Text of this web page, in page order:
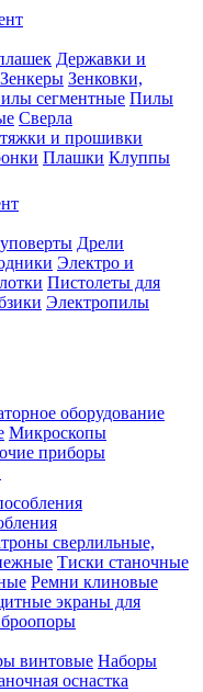
Державки и
Зенкеры Зенковки,
сегментные Пилы
Сверла
и прошивки
Плашки Клуппы
Дрели
Электро и
Пистолеты для
Электропилы
оборудование
Микроскопы
приборы
сверлильные,
Тиски станочные
Ремни клиновые
экраны для
винтовые Наборы
оснастка